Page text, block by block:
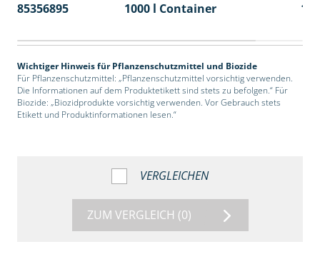
85356895
1000 l Container 1
Wichtiger Hinweis für Pflanzenschutzmittel und Biozide
Für Pflanzenschutzmittel: „Pflanzenschutzmittel vorsichtig verwenden.
Die Informationen auf dem Produktetikett sind stets zu befolgen.“ Für
Biozide: „Biozidprodukte vorsichtig verwenden. Vor Gebrauch stets
Etikett und Produktinformationen lesen.“
VERGLEICHEN
ZUM VERGLEICH (0)